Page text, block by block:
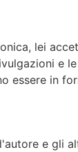
lei
e
essere in
e gli